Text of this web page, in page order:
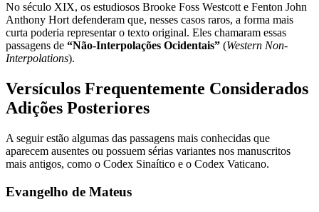
No século XIX, os estudiosos Brooke Foss Westcott e Fenton John
Anthony Hort defenderam que, nesses casos raros, a forma mais
curta poderia representar o texto original. Eles chamaram essas
passagens de “Não-Interpolações Ocidentais” (Western Non-
Interpolations).
Versículos Frequentemente Considerados
Adições Posteriores
A seguir estão algumas das passagens mais conhecidas que
aparecem ausentes ou possuem sérias variantes nos manuscritos
mais antigos, como o Codex Sinaítico e o Codex Vaticano.
Evangelho de Mateus